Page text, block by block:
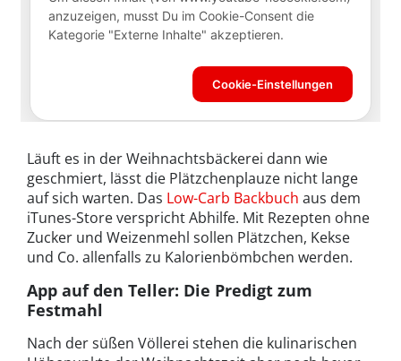
Läuft es in der Weihnachtsbäckerei dann wie
geschmiert, lässt die Plätzchenplauze nicht lange
auf sich warten. Das Low-Carb Backbuch aus dem
iTunes-Store verspricht Abhilfe. Mit Rezepten ohne
Zucker und Weizenmehl sollen Plätzchen, Kekse
und Co. allenfalls zu Kalorienbömbchen werden.
App auf den Teller: Die Predigt zum
Festmahl
Nach der süßen Völlerei stehen die kulinarischen